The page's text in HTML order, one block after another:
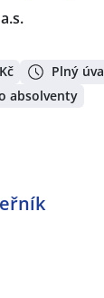
Plný
absolventy